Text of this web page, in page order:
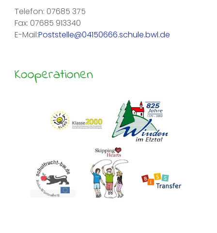
Telefon: 07685 375
Fax: 07685 913340
E-Mail:Poststelle@04150666.schule.bwl.de
Kooperationen